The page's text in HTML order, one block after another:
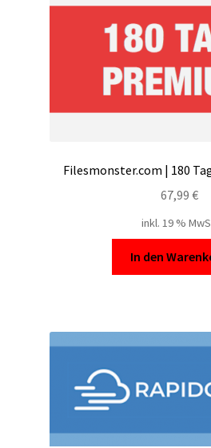
Filesmonster.com | 180
67,99 €
inkl. 19 %
In den